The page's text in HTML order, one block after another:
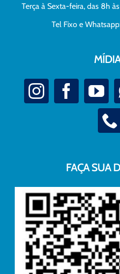
Terça à Sexta-feira, das 8h
Tel Fixo e
FAÇA SUA